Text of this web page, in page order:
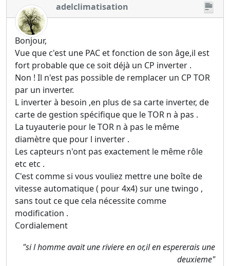
adelclimatisation
Bonjour,
Vue que c'est une PAC et fonction de son âge,il est
fort probable que ce soit déjà un CP inverter .
Non ! Il n'est pas possible de remplacer un CP TOR
par un inverter.
L inverter à besoin ,en plus de sa carte inverter, de
carte de gestion spécifique que le TOR n à pas .
La tuyauterie pour le TOR n à pas le même
diamètre que pour l inverter .
Les capteurs n'ont pas exactement le même rôle
etc etc .
C'est comme si vous vouliez mettre une boîte de
vitesse automatique ( pour 4x4) sur une twingo ,
sans tout ce que cela nécessite comme
modification .
Cordialement
"si l homme avait une riviere en or,il en espererais une
deuxieme"